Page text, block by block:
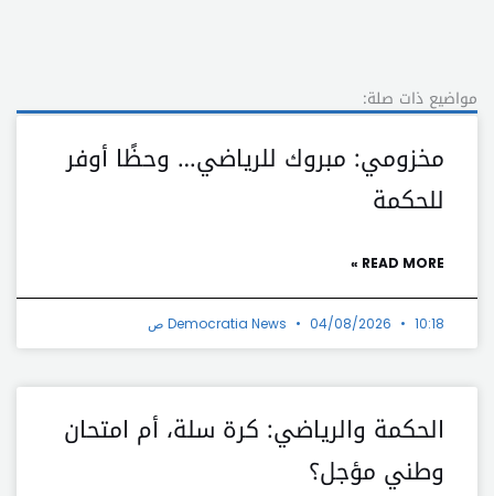
مواضيع ذات صلة:
مخزومي: مبروك للرياضي… وحظًا أوفر
للحكمة
READ MORE »
Democratia News 04/08/2026 10:18 ص
الحكمة والرياضي: كرة سلة، أم امتحان
وطني مؤجل؟